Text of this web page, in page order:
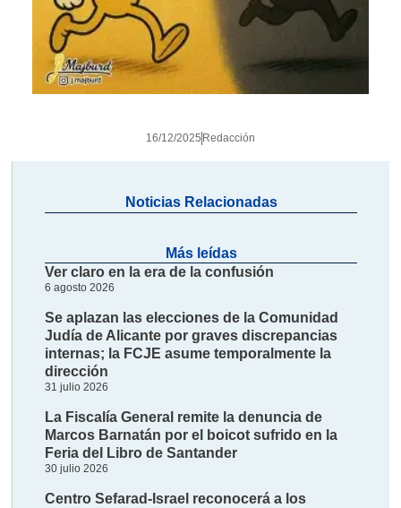
16/12/2025 Redacción
Noticias Relacionadas
Más leídas
Ver claro en la era de la confusión
6 agosto 2026
Se aplazan las elecciones de la Comunidad
Judía de Alicante por graves discrepancias
internas; la FCJE asume temporalmente la
dirección
31 julio 2026
La Fiscalía General remite la denuncia de
Marcos Barnatán por el boicot sufrido en la
Feria del Libro de Santander
30 julio 2026
Centro Sefarad-Israel reconocerá a los